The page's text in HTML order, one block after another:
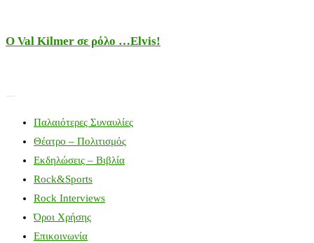
Ο Val Kilmer σε ρόλο …Elvis!
Παλαιότερες Συναυλίες
Θέατρο – Πολιτισμός
Εκδηλώσεις – Βιβλία
Rock&Sports
Rock Interviews
Όροι Χρήσης
Επικοινωνία